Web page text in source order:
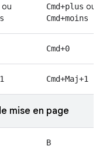
ou Cmd+plus ou
Cmd+moins
Cmd+0
Cmd+Maj+1
mise en page
B